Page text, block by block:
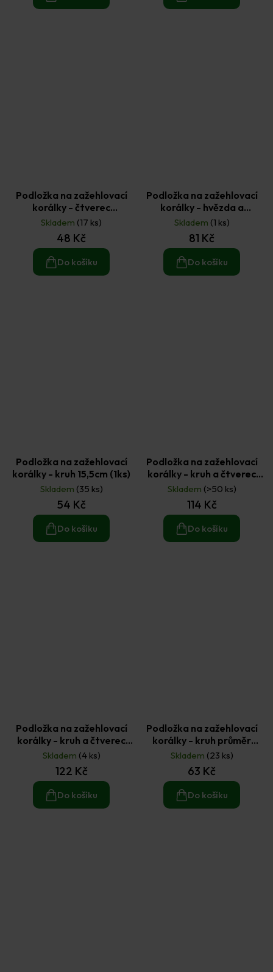
Podložka na zažehlovací
korálky - čtverec
napojovací 14,5x14,5cm
(1ks)
Skladem (17 ks)
48 Kč
Do košíku
Podložka na zažehlovací
korálky - hvězda a
šestiúhelník (2ks)
Skladem (1 ks)
81 Kč
Do košíku
Podložka na zažehlovací
korálky - kruh 15,5cm (1ks)
Skladem (35 ks)
54 Kč
Do košíku
Podložka na zažehlovací
korálky - kruh a čtverec
(2ks)
Skladem (>50 ks)
114 Kč
Do košíku
Podložka na zažehlovací
korálky - kruh a čtverec
15,5x15,5 (2ks)
Skladem (4 ks)
122 Kč
Do košíku
Podložka na zažehlovací
korálky - kruh průměr
15,5cm (1ks)
Skladem (23 ks)
63 Kč
Do košíku